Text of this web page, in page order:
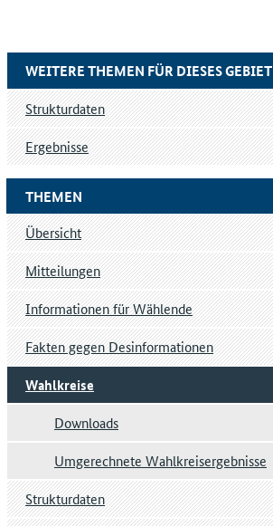
THEMEN
Übersicht
Mitteilungen
Informationen für Wählende
Fakten gegen Desinformationen
Wahlkreise
Downloads
Umgerechnete Wahlkreisergebnisse
Strukturdaten
WEITERE THEMEN FÜR DIESES GEBIET
Strukturdaten
Ergebnisse